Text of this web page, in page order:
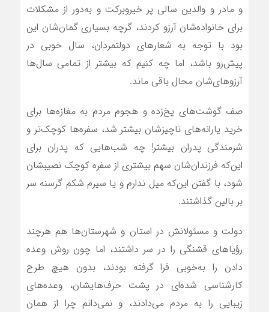
و مادر و والدین سالی پر خیروبرکت و به‌دور از مشکلات
برای خانواده‌شان آرزو کردند، گرچه بسیاری گمان‌شان این
بود با توجه به شعارهای دولتمردان، سال خوبی در
پیش‌رو باشد، اما چه کنیم که بیشتر از تمامی سال‌ها
آرزوهای‌شان محال باقی ماند.
صف گوشت‌های یخ‌زده و هجوم مردم به مغازه‌ها برای
خرید یارانه‌های ناچیزشان بیشتر شد، سفره‌ها کوچک‌تر و
شرمندگی پدران بیشتر! چه شب‌هایی که پدران برای
این‌که فرزندان‌شان سهم بیشتری از سفره کوچک نصیب‏شان
شود، با گفتن این‌که میل ندارم و یا سیرم شکم گرسنه سر
بر بالین گذاشتند.
دولت و مسئولانش در استان و شهرستان‌ها هم هرچند
رؤیاهای قشنگی را در سر داشتند، اما چون روش وعده
دادن را به‌خوبی فرا گرفته بودند، بدون هیچ طرح
کارشناسی شده‌ای در پشت حرف‌های‏شان، وعده‌های
زیبایی را به مردم می‌دادند، و نمی‌دانم چرا از همان